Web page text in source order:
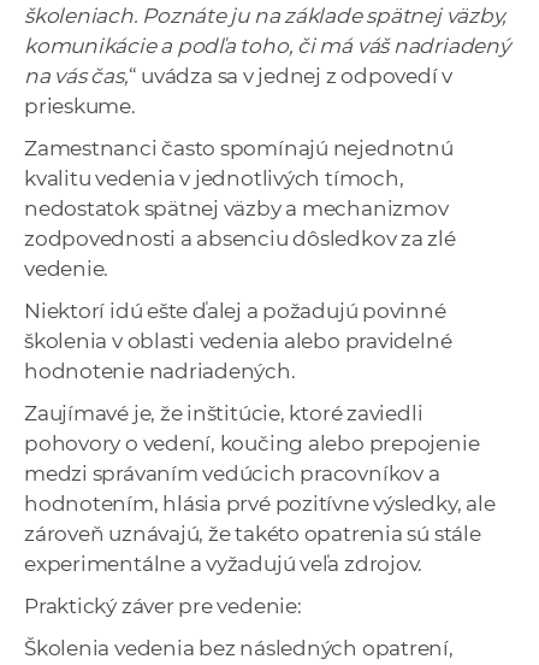
školeniach. Poznáte ju na základe spätnej väzby,
komunikácie a podľa toho, či má váš nadriadený
na vás čas,“ uvádza sa v jednej z odpovedí v
prieskume.
Zamestnanci často spomínajú nejednotnú
kvalitu vedenia v jednotlivých tímoch,
nedostatok spätnej väzby a mechanizmov
zodpovednosti a absenciu dôsledkov za zlé
vedenie.
Niektorí idú ešte ďalej a požadujú povinné
školenia v oblasti vedenia alebo pravidelné
hodnotenie nadriadených.
Zaujímavé je, že inštitúcie, ktoré zaviedli
pohovory o vedení, koučing alebo prepojenie
medzi správaním vedúcich pracovníkov a
hodnotením, hlásia prvé pozitívne výsledky, ale
zároveň uznávajú, že takéto opatrenia sú stále
experimentálne a vyžadujú veľa zdrojov.
Praktický záver pre vedenie:
Školenia vedenia bez následných opatrení,